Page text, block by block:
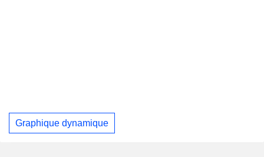
Graphique dynamique